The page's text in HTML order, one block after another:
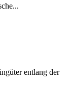
entlang der